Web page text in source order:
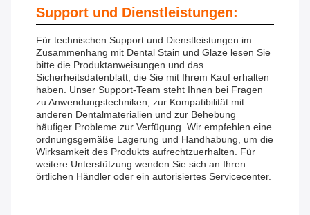
Support und Dienstleistungen:
Für technischen Support und Dienstleistungen im
Zusammenhang mit Dental Stain und Glaze lesen Sie
bitte die Produktanweisungen und das
Sicherheitsdatenblatt, die Sie mit Ihrem Kauf erhalten
haben. Unser Support-Team steht Ihnen bei Fragen
zu Anwendungstechniken, zur Kompatibilität mit
anderen Dentalmaterialien und zur Behebung
häufiger Probleme zur Verfügung. Wir empfehlen eine
ordnungsgemäße Lagerung und Handhabung, um die
Wirksamkeit des Produkts aufrechtzuerhalten. Für
weitere Unterstützung wenden Sie sich an Ihren
örtlichen Händler oder ein autorisiertes Servicecenter.